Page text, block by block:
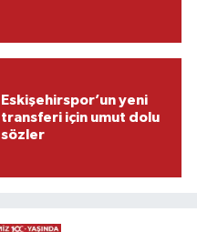
Eskişehirspor’un yeni
transferi için umut dolu
sözler